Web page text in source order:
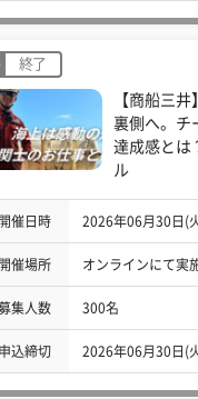
終了
【商船三
裏側へ。チ
達成感とは
ル
開催日時 2026年06月30日(
開催場所 オンラインにて実
集人数 300名
申込締切 2026年06月30日(